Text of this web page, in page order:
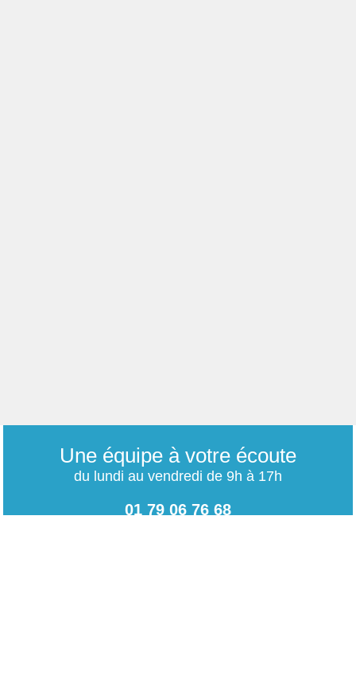
Une équipe à votre écoute
du lundi au vendredi de 9h à 17h
01 79 06 76 68